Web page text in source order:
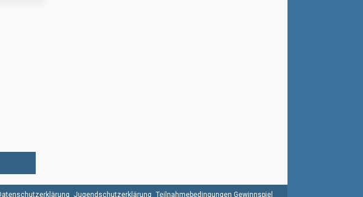
Jugendschutzerklärung Teilnahmebedingungen Gewinnspiel